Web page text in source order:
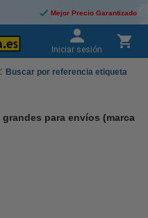
Mejor Precio Garantizado
Iniciar sesión
Buscar por referencia etiqueta
grandes para envíos (marca